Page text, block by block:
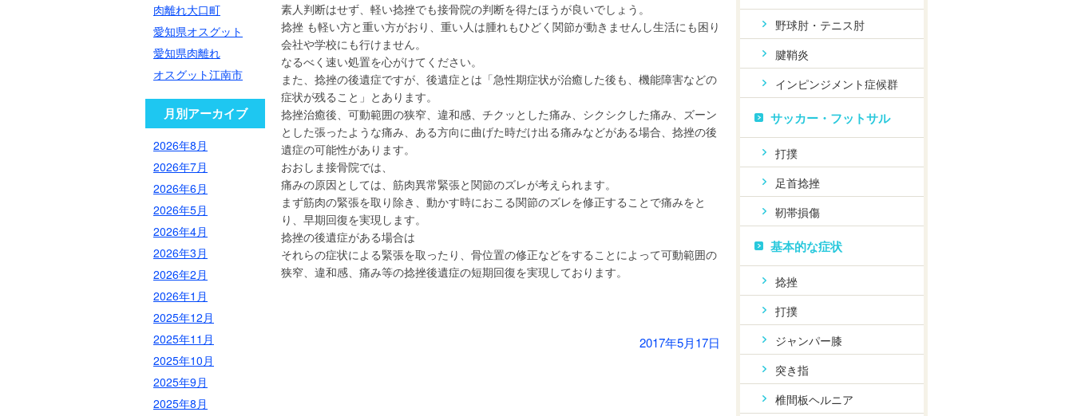
素人判断はせず、軽い捻挫でも接骨院の判断を得たほうが良いでしょう。
捻挫 も軽い方と重い方がおり、重い人は腫れもひどく関節が動きませんし生活にも困り
会社や学校にも行けません。
なるべく速い処置を心がけてください。
また、捻挫の後遺症ですが、後遺症とは「急性期症状が治癒した後も、機能障害などの
症状が残ること」とあります。
捻挫治癒後、可動範囲の狭窄、違和感、チクッとした痛み、シクシクした痛み、ズーン
とした張ったような痛み、ある方向に曲げた時だけ出る痛みなどがある場合、捻挫の後
遺症の可能性があります。
おおしま接骨院では、
痛みの原因としては、筋肉異常緊張と関節のズレが考えられます。
まず筋肉の緊張を取り除き、動かす時におこる関節のズレを修正することで痛みをと
り、早期回復を実現します。
捻挫の後遺症がある場合は
それらの症状による緊張を取ったり、骨位置の修正などをすることによって可動範囲の
狭窄、違和感、痛み等の捻挫後遺症の短期回復を実現しております。
2017年5月17日
肉離れ大口町
愛知県オスグット
愛知県肉離れ
オスグット江南市
月別アーカイブ
2026年8月
2026年7月
2026年6月
2026年5月
2026年4月
2026年3月
2026年2月
2026年1月
2025年12月
2025年11月
2025年10月
2025年9月
2025年8月
野球肘・テニス肘
腱鞘炎
インピンジメント症候群
サッカー・フットサル
打撲
足首捻挫
靭帯損傷
基本的な症状
捻挫
打撲
ジャンパー膝
突き指
椎間板ヘルニア